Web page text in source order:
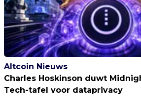
Altcoin Nieuws
Charles Hoskinson duwt
Tech-tafel voor dataprivacy